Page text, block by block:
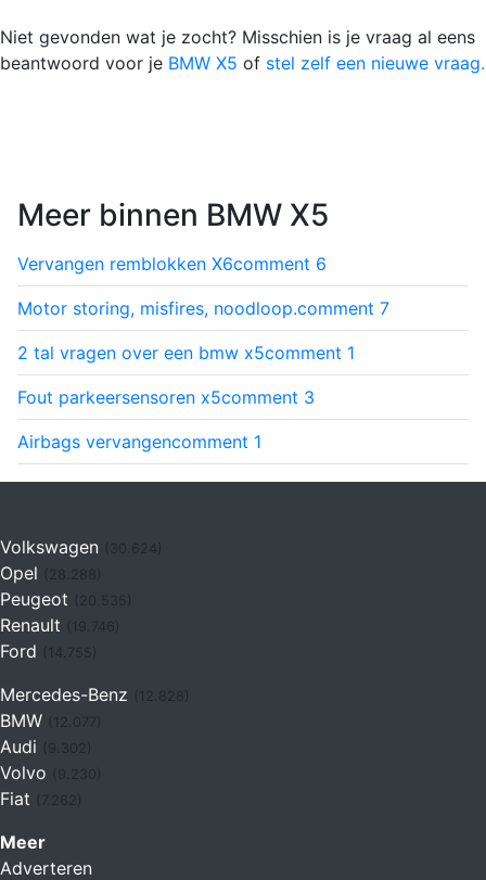
Niet gevonden wat je zocht? Misschien is je vraag al eens
beantwoord voor je BMW X5 of stel zelf een nieuwe vraag.
Meer binnen BMW X5
Vervangen remblokken X6comment 6
Motor storing, misfires, noodloop.comment 7
2 tal vragen over een bmw x5comment 1
Fout parkeersensoren x5comment 3
Airbags vervangencomment 1
Volkswagen (30.624)
Opel
Peugeot
Renault (19.746)
Ford (14.755)
Mercedes-Benz
BMW
Audi
Volvo
Fiat (7.262)
Meer
Adverteren